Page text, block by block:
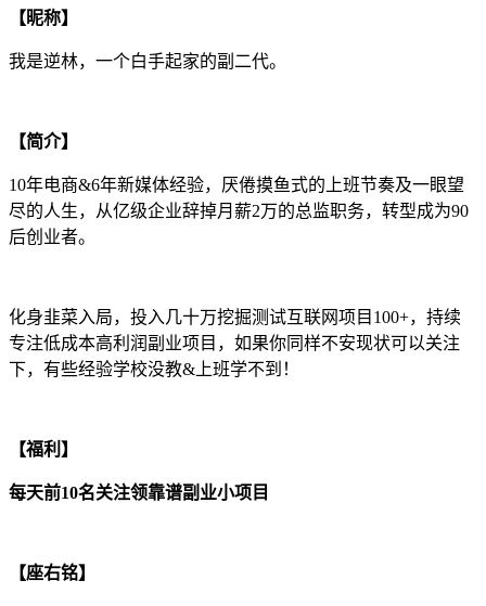
【昵称】
我是逆林，一个白手起家的副二代。
【简介】
10年电商&6年新媒体经验，厌倦摸鱼式的上班节奏及一眼望
尽的人生，从亿级企业辞掉月薪2万的总监职务，转型成为90
后创业者。
化身韭菜入局，投入几十万挖掘测试互联网项目100+，持续
专注低成本高利润副业项目，如果你同样不安现状可以关注
下，有些经验学校没教&上班学不到！
【福利】
每天前10名关注领靠谱副业小项目
【座右铭】